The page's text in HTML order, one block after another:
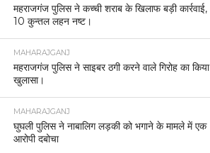
महराजगंज पुलिस ने कच्ची शराब के खिलाफ बड़ी कार्रवाई,
10 कुन्तल लहन नष्ट।
MAHARAJGANJ
महराजगंज पुलिस ने साइबर ठगी करने वाले गिरोह का किया
खुलासा।
MAHARAJGANJ
घुघली पुलिस ने नाबालिग लड़की को भगाने के मामले में एक
आरोपी दबोचा